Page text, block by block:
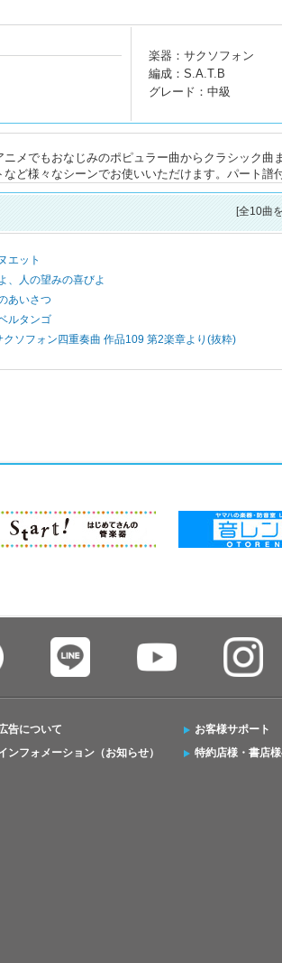
楽器：サクソフォン
編成：S.A.T.B
グレード：中級
メでもおなじみのポピュラー曲からクラシック曲
ど様々なシーンでお使いいただけます。パート譜
[全10曲
エット
、人の望みの喜びよ
あいさつ
ルタンゴ
クソフォン四重奏曲 作品109 第2楽章より(抜粋)
告について
ンフォメーション（お知らせ）
お客様サポート
特約店様・書店